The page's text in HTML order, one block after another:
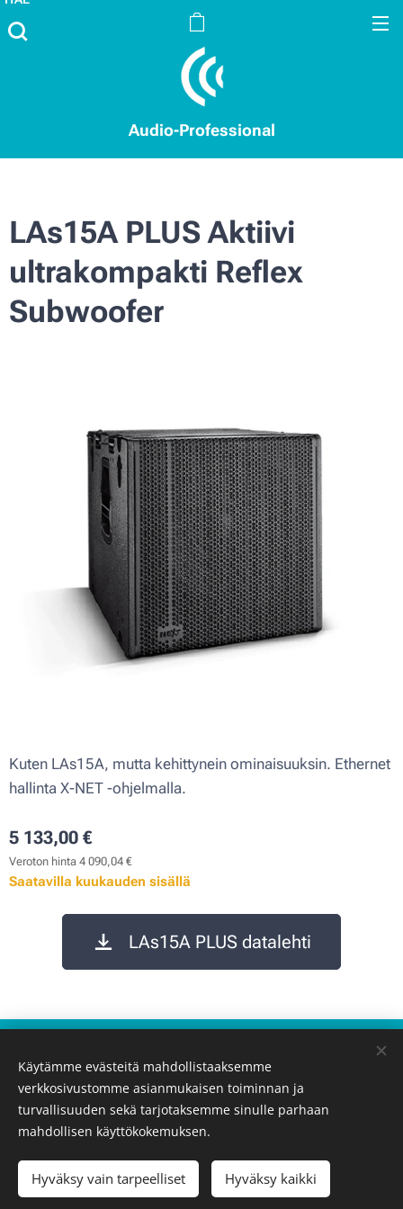
Audio-Professional
LAs15A PLUS Aktiivi
ultrakompakti Reflex
Subwoofer
Kuten LAs15A, mutta kehittynein ominaisuuksin. Ethernet
hallinta X-NET -ohjelmalla.
5 133,00 €
Veroton hinta 4 090,04 €
Saatavilla kuukauden sisällä
Lisää ostoskoriin
LAs15A PLUS datalehti
Tietosuojakäytäntö
Evästeet
Käytämme evästeitä mahdollistaaksemme
verkkosivustomme asianmukaisen toiminnan ja
turvallisuuden sekä tarjotaksemme sinulle parhaan
mahdollisen käyttökokemuksen.
Hyväksy vain tarpeelliset Hyväksy kaikki